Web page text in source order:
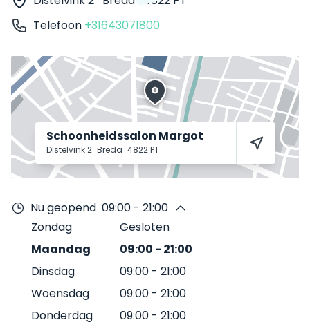
Telefoon +31643071800
Schoonheidssalon Margot
Distelvink 2 Breda 4822 PT
Nu geopend 09:00 - 21:00
Zondag
Gesloten
Maandag
09:00 - 21:00
Dinsdag
09:00 - 21:00
Woensdag
09:00 - 21:00
Donderdag
09:00 - 21:00